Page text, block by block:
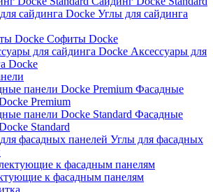
Углы для сайдинга
Софиты Docke
Аксессуары для
Docke
Фасадные
Premium
Фасадные
Standard
Углы для фасадных
к фасадным панелям